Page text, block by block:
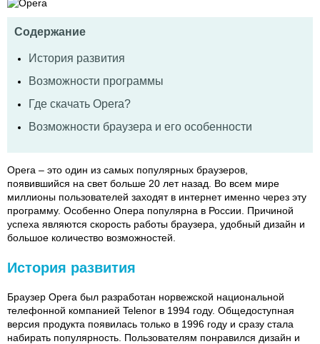
Содержание
История развития
Возможности программы
Где скачать Opera?
Возможности браузера и его особенности
Opera – это один из самых популярных браузеров,
появившийся на свет больше 20 лет назад. Во всем мире
миллионы пользователей заходят в интернет именно через эту
программу. Особенно Опера популярна в России. Причиной
успеха являются скорость работы браузера, удобный дизайн и
большое количество возможностей.
История развития
Браузер Opera был разработан норвежской национальной
телефонной компанией Telenor в 1994 году. Общедоступная
версия продукта появилась только в 1996 году и сразу стала
набирать популярность. Пользователям понравился дизайн и